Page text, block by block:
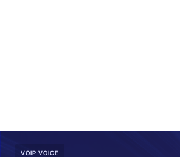
VOIP VOICE